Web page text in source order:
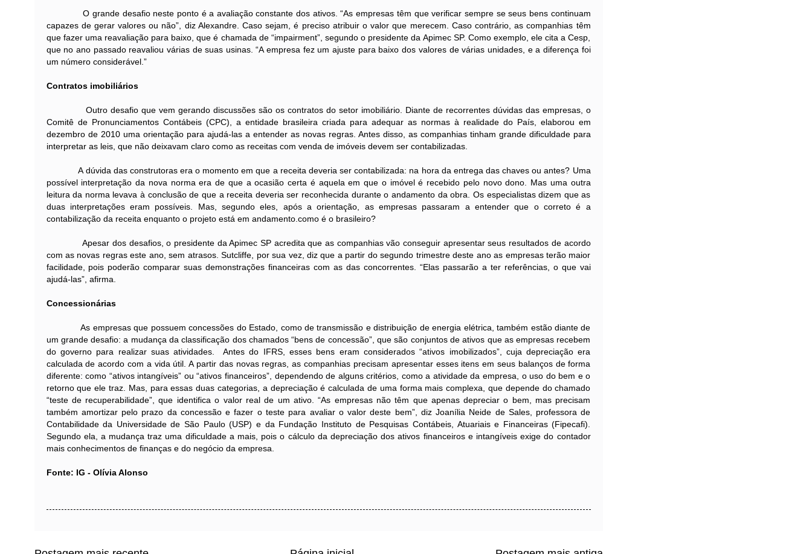
O grande desafio neste ponto é a avaliação constante dos ativos. “As empresas têm que verificar sempre se seus bens continuam
capazes de gerar valores ou não”, diz Alexandre. Caso sejam, é preciso atribuir o valor que merecem. Caso contrário, as companhias têm
que fazer uma reavaliação para baixo, que é chamada de “impairment”, segundo o presidente da Apimec SP. Como exemplo, ele cita a Cesp,
que no ano passado reavaliou várias de suas usinas. “A empresa fez um ajuste para baixo dos valores de várias unidades, e a diferença foi
um número considerável.”
Contratos imobiliários
Outro desafio que vem gerando discussões são os contratos do setor imobiliário. Diante de recorrentes dúvidas das empresas, o
Comitê de Pronunciamentos Contábeis (CPC), a entidade brasileira criada para adequar as normas à realidade do País, elaborou em
dezembro de 2010 uma orientação para ajudá-las a entender as novas regras. Antes disso, as companhias tinham grande dificuldade para
interpretar as leis, que não deixavam claro como as receitas com venda de imóveis devem ser contabilizadas.
A dúvida das construtoras era o momento em que a receita deveria ser contabilizada: na hora da entrega das chaves ou antes? Uma
possível interpretação da nova norma era de que a ocasião certa é aquela em que o imóvel é recebido pelo novo dono. Mas uma outra
leitura da norma levava à conclusão de que a receita deveria ser reconhecida durante o andamento da obra. Os especialistas dizem que as
duas interpretações eram possíveis. Mas, segundo eles, após a orientação, as empresas passaram a entender que o correto é a
contabilização da receita enquanto o projeto está em andamento.como é o brasileiro?
Apesar dos desafios, o presidente da Apimec SP acredita que as companhias vão conseguir apresentar seus resultados de acordo
com as novas regras este ano, sem atrasos. Sutcliffe, por sua vez, diz que a partir do segundo trimestre deste ano as empresas terão maior
facilidade, pois poderão comparar suas demonstrações financeiras com as das concorrentes. “Elas passarão a ter referências, o que vai
ajudá-las”, afirma.
Concessionárias
As empresas que possuem concessões do Estado, como de transmissão e distribuição de energia elétrica, também estão diante de
um grande desafio: a mudança da classificação dos chamados “bens de concessão”, que são conjuntos de ativos que as empresas recebem
do governo para realizar suas atividades. Antes do IFRS, esses bens eram considerados “ativos imobilizados”, cuja depreciação era
calculada de acordo com a vida útil. A partir das novas regras, as companhias precisam apresentar esses itens em seus balanços de forma
diferente: como “ativos intangíveis” ou “ativos financeiros”, dependendo de alguns critérios, como a atividade da empresa, o uso do bem e o
retorno que ele traz. Mas, para essas duas categorias, a depreciação é calculada de uma forma mais complexa, que depende do chamado
“teste de recuperabilidade”, que identifica o valor real de um ativo. “As empresas não têm que apenas depreciar o bem, mas precisam
também amortizar pelo prazo da concessão e fazer o teste para avaliar o valor deste bem”, diz Joanília Neide de Sales, professora de
Contabilidade da Universidade de São Paulo (USP) e da Fundação Instituto de Pesquisas Contábeis, Atuariais e Financeiras (Fipecafi).
Segundo ela, a mudança traz uma dificuldade a mais, pois o cálculo da depreciação dos ativos financeiros e intangíveis exige do contador
mais conhecimentos de finanças e do negócio da empresa.
Fonte: IG - Olívia Alonso